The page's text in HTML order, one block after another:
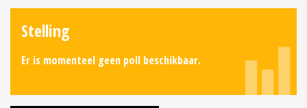
Stelling
Er is momenteel geen poll beschikbaar.